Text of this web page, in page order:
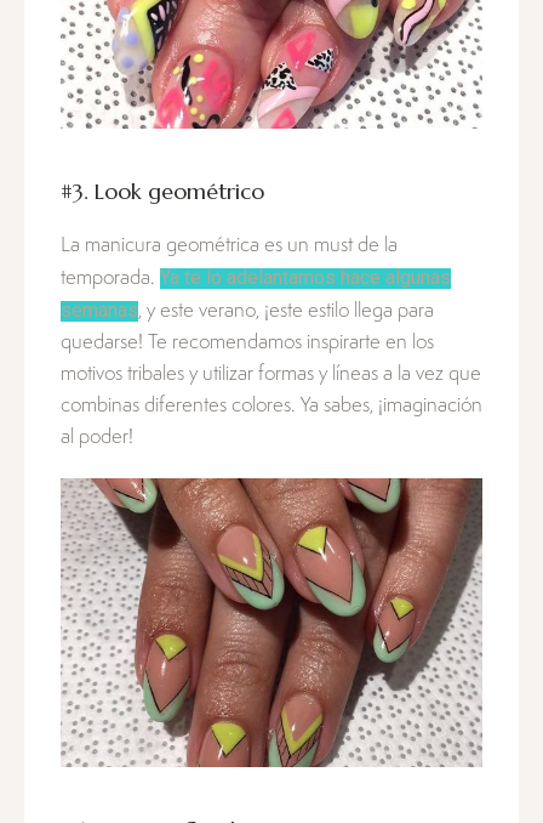
#3. Look geométrico
La manicura geométrica es un must de la
temporada. Ya te lo adelantamos hace algunas
semanas, y este verano, ¡este estilo llega para
quedarse! Te recomendamos inspirarte en los
motivos tribales y utilizar formas y líneas a la vez que
combinas diferentes colores. Ya sabes, ¡imaginación
al poder!